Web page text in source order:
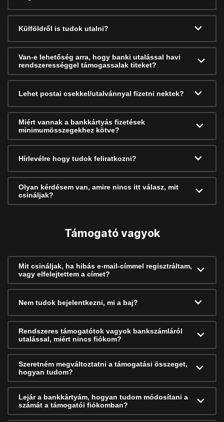
Külföldről is tudok utalni?
Van-e lehetőség arra, hogy banki utalással havi
rendszerességgel támogassalak titeket?
Lehet postai csekkel/utalvánnyal fizetni nektek?
Miért vannak a bankkártyás fizetések
minimumösszegekhez kötve?
Hírlevélre hogy tudok feliratkozni?
Olyan kérdésem van, amire nincs itt válasz, mit
csináljak?
Támogató vagyok
Mit csináljak, ha hibás e-mail-címmel regisztráltam,
vagy elfelejtettem a címet?
Nem tudok bejelentkezni, mi a baj?
Rendszeres támogatótok vagyok bankszámláról
utalással, miért nincs fiókom?
Szeretném megváltoztatni a támogatási összeget,
hogyan tudom?
Lejár a bankkártyám, hogyan tudom módosítani a
számát a támogatói fiókomban?